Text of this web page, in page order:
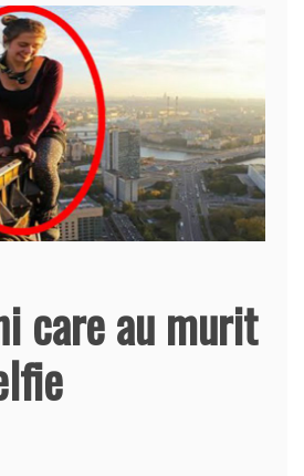
care au murit